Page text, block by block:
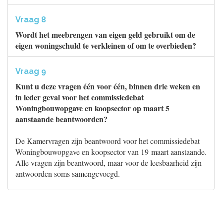
Vraag 8
Wordt het meebrengen van eigen geld gebruikt om de
eigen woningschuld te verkleinen of om te overbieden?
Vraag 9
Kunt u deze vragen één voor één, binnen drie weken en
in ieder geval voor het commissiedebat
Woningbouwopgave en koopsector op maart 5
aanstaande beantwoorden?
De Kamervragen zijn beantwoord voor het commissiedebat
Woningbouwopgave en koopsector van 19 maart aanstaande.
Alle vragen zijn beantwoord, maar voor de leesbaarheid zijn
antwoorden soms samengevoegd.